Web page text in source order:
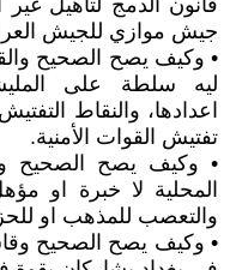
قانون الدمج لتأهيل
جيش موازي للجيش
• وكيف يصح الصحيح
ليه سلطة على
اعدادها، والنقاط
تفتيش القوات الأمنية.
• وكيف يصح الصحيح
المحلية لا خبرة او
والتعصب للمذهب او
• وكيف يصح الصحيح